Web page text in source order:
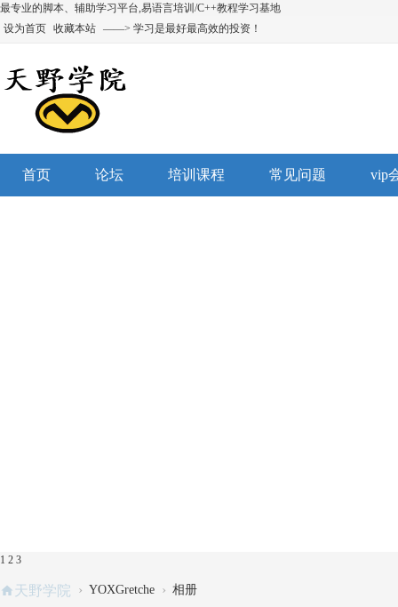
最专业的脚本、辅助学习平台,易语言培训/C++教程学习基地
设为首页 收藏本站 ——> 学习是最好最高效的投资！
首页 论坛 培训课程 常见问题 vip
1 2 3
天野学院 › YOXGretche › 相册